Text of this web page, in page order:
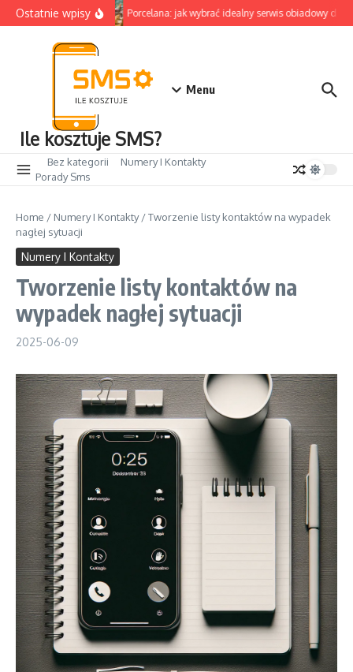
Przejdź do treści
Ostatnie wpisy Porcelana: jak wybrać idealny serwis obiadowy do
Ile kosztuje SMS?
Menu
Bez kategorii
Numery I Kontakty
Porady Sms
Home / Numery I Kontakty/Tworzenie listy kontaktów na wypadek
nagłej sytuacji
Numery I Kontakty
Tworzenie listy kontaktów na
wypadek nagłej sytuacji
2025-06-09